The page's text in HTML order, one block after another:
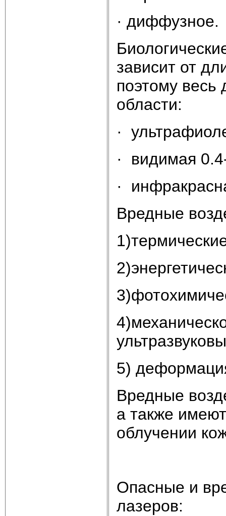
· диффузное.
зависит от
поэтому весь
области:
·
· видимая
·
Вредные
5)
Вредные
а также
облучении
Опасные и
лазеров: